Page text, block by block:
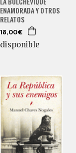
ENAMORADA Y OTROS
RELATOS
18,00€
disponible